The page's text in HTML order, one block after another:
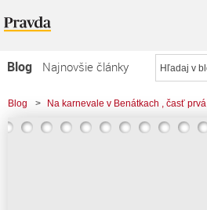
Blog
Najnovšie články
Najčítanejšie články
Najkomentovanejšie články
Blog > Na karnevale v Benátkach , časť prvá